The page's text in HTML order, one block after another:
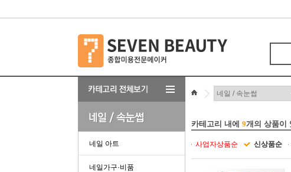
네일 아트
네일가구·비품
카테고리 내에 9개의 상품이
사업자상품순 신상품순